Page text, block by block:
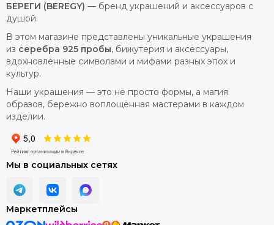
БЕРЕГИ (BEREGY) — бренд украшений и аксессуаров с
душой.
В этом магазине представлены уникальные украшения
из серебра 925 пробы, бижутерия и аксессуары,
вдохновлённые символами и мифами разных эпох и
культур.
Наши украшения — это не просто формы, а магия
образов, бережно воплощённая мастерами в каждом
изделии.
Мы в социальных сетях
Маркетплейсы